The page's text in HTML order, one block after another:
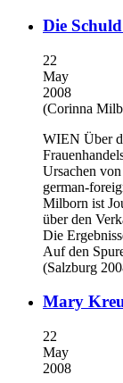
Die
22
May
2008
(Corinna
WIEN Über
Ursachen
german-
Milborn ist
über den
Die
Auf den
(Salzburg
Mary
22
May
2008